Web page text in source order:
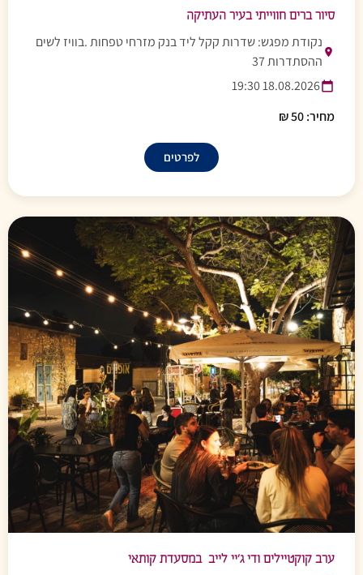
סיור ברים חווייתי בעיר העתיקה
נקודת מפגש: שדרות קקל ליד בנק מזרחי טפחות .בוויז לשים
ההסתדרות 37
18.08.2026 19:30
מחיר: 50 ₪
לפרטים
ערב קוקטיילים ודי ג’יי לייב במסעדת קותאי